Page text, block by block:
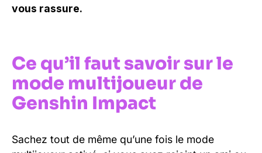
vous rassure.
Ce qu’il faut savoir sur le
mode multijoueur de
Genshin Impact
Sachez tout de même qu’une fois le mode